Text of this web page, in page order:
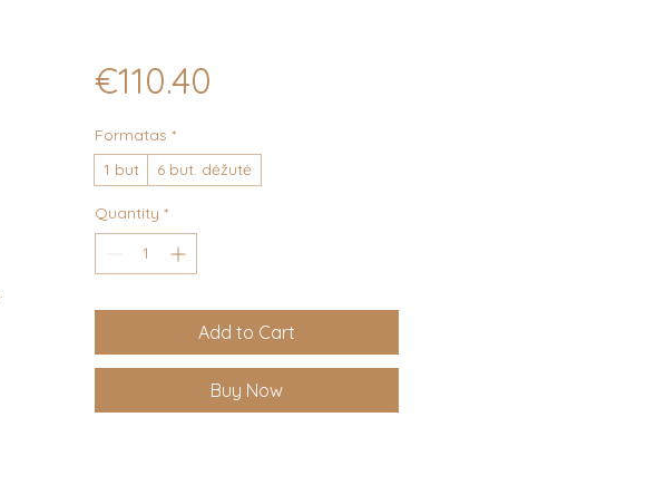
€110.40
Formatas *
1 but
6 but. dėžutė
Quantity *
Add to Cart
Buy Now